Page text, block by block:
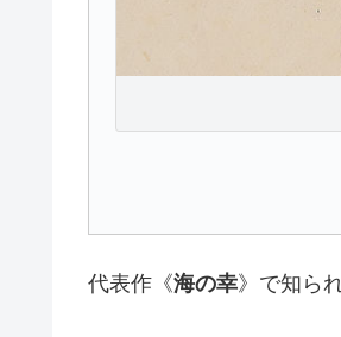
代表作《海の幸》で知ら